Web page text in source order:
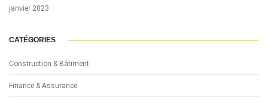
janvier 2023
CATÉGORIES
Construction & Bâtiment
Finance & Assurance